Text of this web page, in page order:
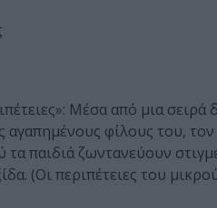
Μέσα από μια σειρά
φίλους του,
τα παιδιά ζωντανεύουν
(Οι περιπέτειες του